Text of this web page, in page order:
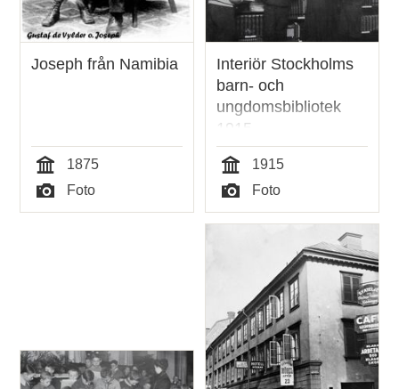
Joseph från Namibia
Tid
1875
Typ
Foto
Interiör Stockholms
barn- och
ungdomsbibliotek
1915
Tid
1915
Typ
Foto